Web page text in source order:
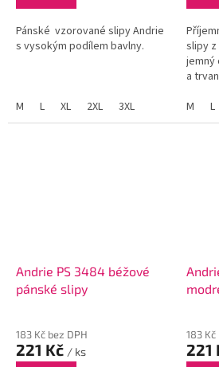
Pánské vzorované slipy Andrie
s vysokým podílem bavlny.
M L XL 2XL 3XL
slipy z
jemný
a
M
L
Andrie PS 3484 béžové
pánské slipy
183 Kč bez DPH
221 Kč / ks
183 Kč
221